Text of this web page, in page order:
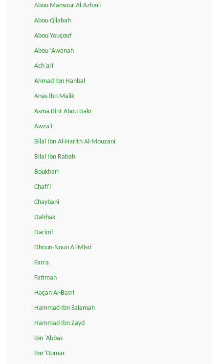
Abou Mansour Al-Azhari
Abou Qilabah
Abou Youçouf
Abou ‘Awanah
Ach'ari
Ahmad Ibn Hanbal
Anas Ibn Malik
Asma Bint Abou Bakr
Awza'i
Bilal Ibn Al-Harith Al-Mouzani
Bilal Ibn Rabah
Boukhari
Chafi'i
Chaybani
Dahhak
Darimi
Dhoun-Noun Al-Misri
Farra
Fatimah
Haçan Al-Basri
Hammad Ibn Salamah
Hammad Ibn Zayd
Ibn 'Abbas
Ibn 'Oumar